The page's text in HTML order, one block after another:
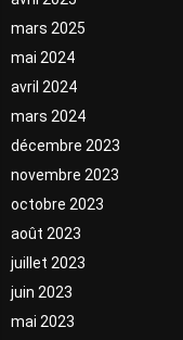
mars 2025
mai 2024
avril 2024
mars 2024
décembre 2023
novembre 2023
octobre 2023
août 2023
juillet 2023
juin 2023
mai 2023